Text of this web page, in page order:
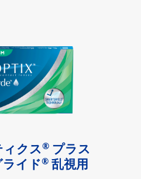
クス®プラス
イド®乱視用